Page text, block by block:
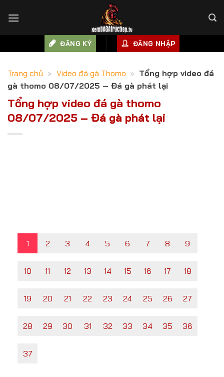
ĐĂNG KÝ ĐĂNG NHẬP
Trang chủ » Video đá gà Thomo » Tổng hợp video đá
gà thomo 08/07/2025 – Đá gà phát lại
Tổng hợp video đá gà thomo
08/07/2025 – Đá gà phát lại
1 2 3 4 5 6 7 8 9
10 11 12 13 14 15 16 17 18
19 20 21 22 23 24 25 26 27
28 29 30 31 32 33 34 35 36
37